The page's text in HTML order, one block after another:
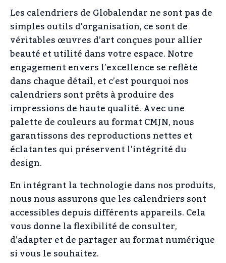
Les calendriers de Globalendar ne sont pas de
simples outils d’organisation, ce sont de
véritables œuvres d’art conçues pour allier
beauté et utilité dans votre espace. Notre
engagement envers l’excellence se reflète
dans chaque détail, et c’est pourquoi nos
calendriers sont prêts à produire des
impressions de haute qualité. Avec une
palette de couleurs au format CMJN, nous
garantissons des reproductions nettes et
éclatantes qui préservent l’intégrité du
design.
En intégrant la technologie dans nos produits,
nous nous assurons que les calendriers sont
accessibles depuis différents appareils. Cela
vous donne la flexibilité de consulter,
d’adapter et de partager au format numérique
si vous le souhaitez.